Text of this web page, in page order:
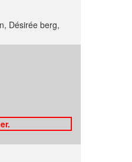
Désirée berg,